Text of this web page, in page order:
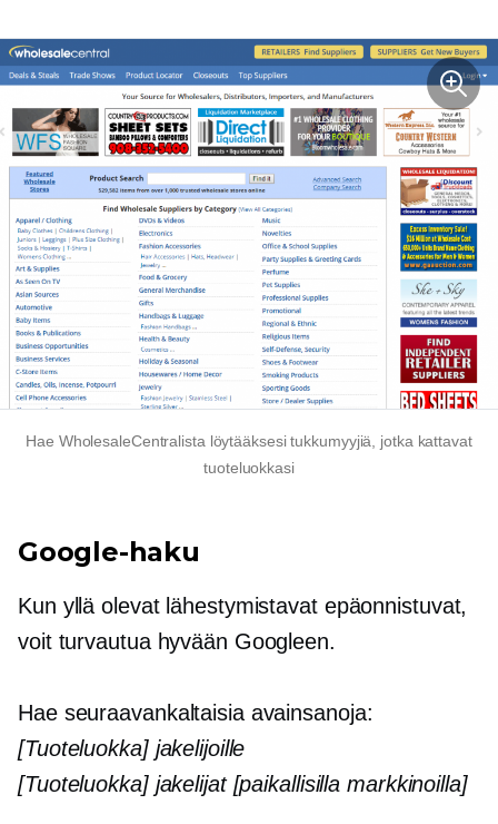
Hae WholesaleCentralista löytääksesi tukkumyyjiä, jotka kattavat
tuoteluokkasi
Google-haku
Kun yllä olevat lähestymistavat epäonnistuvat,
voit turvautua hyvään Googleen.
Hae seuraavankaltaisia ​​avainsanoja:
[Tuoteluokka] jakelijoille
[Tuoteluokka] jakelijat [paikallisilla markkinoilla]